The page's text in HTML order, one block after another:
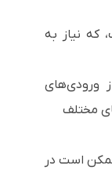
تا 30,000 ساعت، که نیاز به
ورودی‌های
100 لومن ممکن است در